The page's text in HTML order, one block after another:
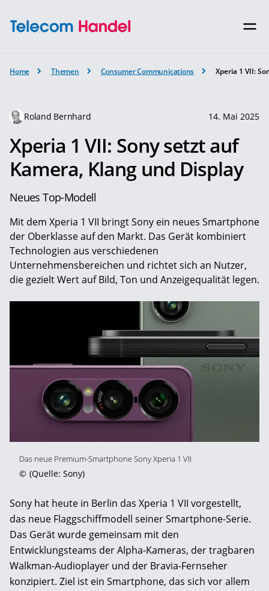
Home Themen Consumer Communications Xperia 1 VII:
Roland Bernhard 14. Mai 2025
Xperia 1 VII: Sony setzt auf
Kamera, Klang und Display
Neues Top-Modell
Mit dem Xperia 1 VII bringt Sony ein neues Smartphone
der Oberklasse auf den Markt. Das Gerät kombiniert
Technologien aus verschiedenen
Unternehmensbereichen und richtet sich an Nutzer,
die gezielt Wert auf Bild, Ton und Anzeigequalität legen.
Das neue Premium-Smartphone Sony Xperia 1 VII
© (Quelle: Sony)
Sony hat heute in Berlin das Xperia 1 VII vorgestellt,
das neue Flaggschiffmodell seiner Smartphone-Serie.
Das Gerät wurde gemeinsam mit den
Entwicklungsteams der Alpha-Kameras, der tragbaren
Walkman-Audioplayer und der Bravia-Fernseher
konzipiert. Ziel ist ein Smartphone, das sich vor allem